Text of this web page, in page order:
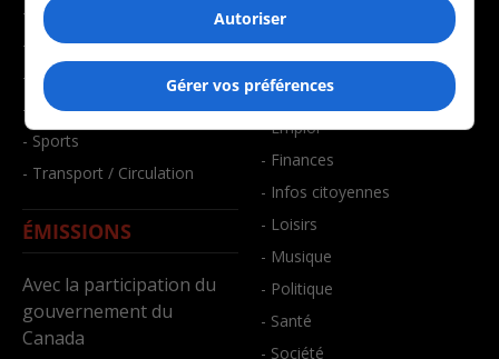
- Éducation
- Environnement
- Faits divers
- Santé et bien-être
- Sports
- Transport / Circulation
ÉMISSIONS
Avec la participation du
gouvernement du
Canada
- Affaires
- Art de vivre
- Bien-être
- Emploi
- Finances
- Infos citoyennes
- Loisirs
- Musique
- Politique
- Santé
- Société
Autoriser
Gérer vos préférences